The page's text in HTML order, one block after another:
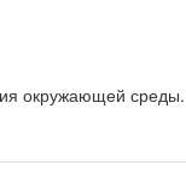
окружающей